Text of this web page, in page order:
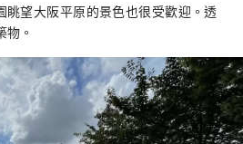
眺望大阪平原的景色也很受歡迎。透
。